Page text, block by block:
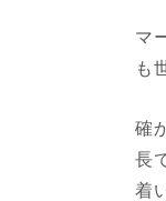
マ
も
確
長
着